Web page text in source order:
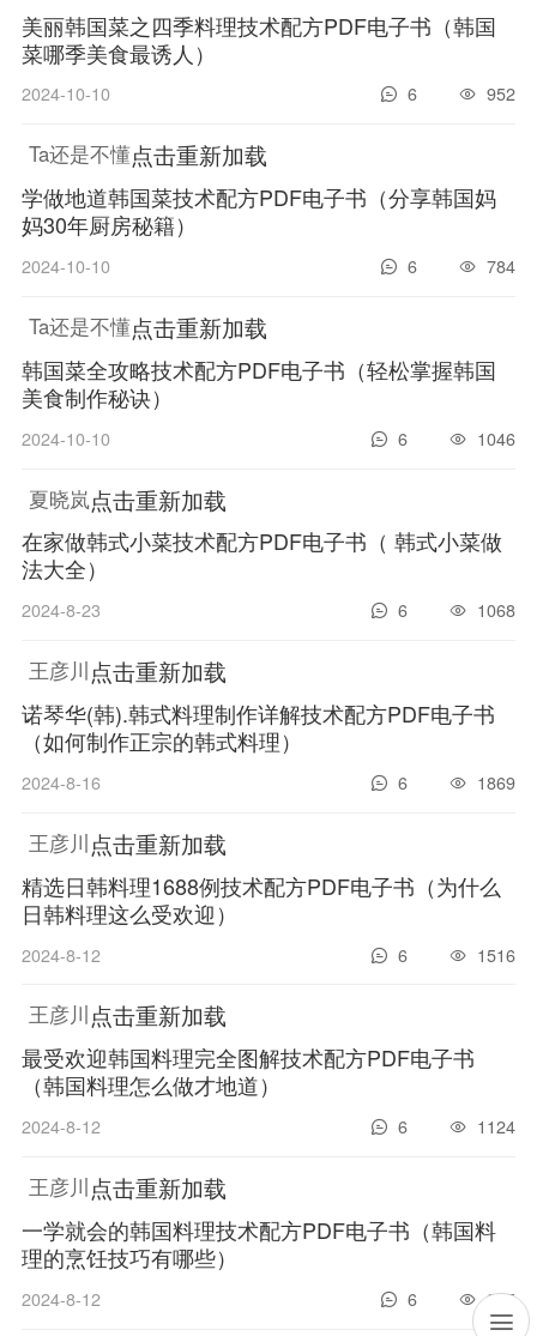
美丽韩国菜之四季料理技术配方PDF电子书（韩国
菜哪季美食最诱人）
2024-10-10 952
6
Ta还是不懂点击重新加载
学做地道韩国菜技术配方PDF电子书（分享韩国妈
妈30年厨房秘籍）
2024-10-10 784
6
Ta还是不懂点击重新加载
韩国菜全攻略技术配方PDF电子书（轻松掌握韩国
美食制作秘诀）
2024-10-10 1046
6
夏晓岚点击重新加载
在家做韩式小菜技术配方PDF电子书（ 韩式小菜做
法大全）
2024-8-23 1068
6
王彦川点击重新加载
诺琴华(韩).韩式料理制作详解技术配方PDF电子书
（如何制作正宗的韩式料理）
2024-8-16 1869
6
王彦川点击重新加载
精选日韩料理1688例技术配方PDF电子书（为什么
日韩料理这么受欢迎）
2024-8-12 1516
6
王彦川点击重新加载
最受欢迎韩国料理完全图解技术配方PDF电子书
（韩国料理怎么做才地道）
2024-8-12 1124
6
王彦川点击重新加载
一学就会的韩国料理技术配方PDF电子书（韩国料
理的烹饪技巧有哪些）
2024-8-12 905
6